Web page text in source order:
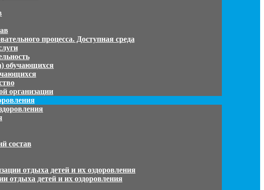
процесса. Доступная среда
обучающихся
организации
состав
отдыха детей и их оздоровления
отдыха детей и их оздоровления